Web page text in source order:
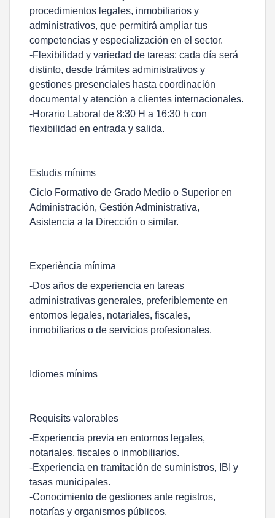
procedimientos legales, inmobiliarios y
administrativos, que permitirá ampliar tus
competencias y especialización en el sector.
-Flexibilidad y variedad de tareas: cada día será
distinto, desde trámites administrativos y
gestiones presenciales hasta coordinación
documental y atención a clientes internacionales.
-Horario Laboral de 8:30 H a 16:30 h con
flexibilidad en entrada y salida.
Estudis mínims
Ciclo Formativo de Grado Medio o Superior en
Administración, Gestión Administrativa,
Asistencia a la Dirección o similar.
Experiència mínima
-Dos años de experiencia en tareas
administrativas generales, preferiblemente en
entornos legales, notariales, fiscales,
inmobiliarios o de servicios profesionales.
Idiomes mínims
Requisits valorables
-Experiencia previa en entornos legales,
notariales, fiscales o inmobiliarios.
-Experiencia en tramitación de suministros, IBI y
tasas municipales.
-Conocimiento de gestiones ante registros,
notarías y organismos públicos.